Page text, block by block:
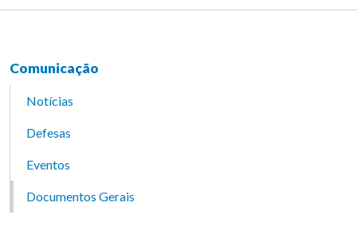
Comunicação
Notícias
Defesas
Eventos
Documentos Gerais